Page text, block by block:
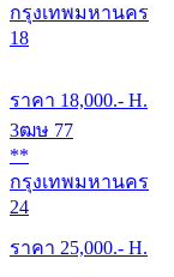
กรุงเทพมหานคร
18
ราคา 18,000.- H.
3ฒษ 77
**
กรุงเทพมหานคร
24
ราคา 25,000.- H.